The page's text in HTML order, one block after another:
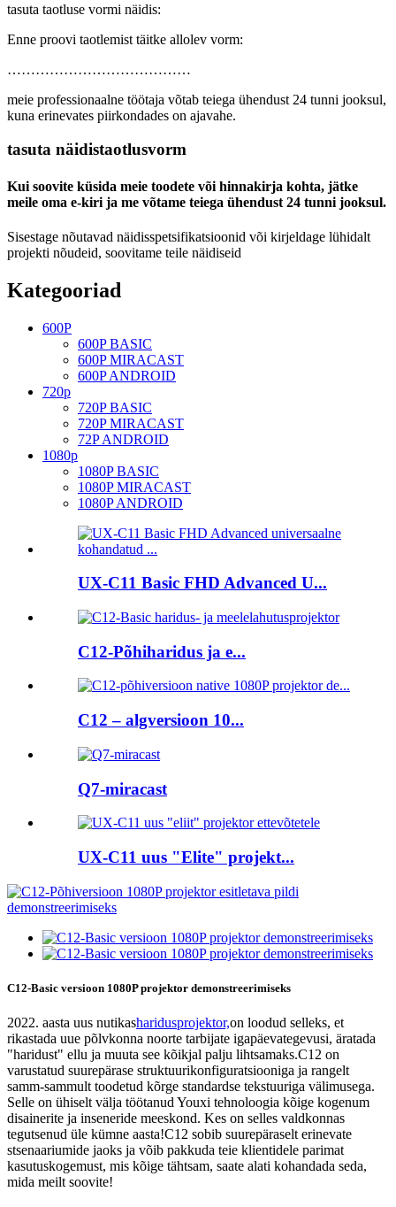
tasuta taotluse vormi näidis:
Enne proovi taotlemist täitke allolev vorm:
…………………………………
meie professionaalne töötaja võtab teiega ühendust 24 tunni jooksul,
kuna erinevates piirkondades on ajavahe.
tasuta näidistaotlusvorm
Kui soovite küsida meie toodete või hinnakirja kohta, jätke
meile oma e-kiri ja me võtame teiega ühendust 24 tunni jooksul.
Sisestage nõutavad näidisspetsifikatsioonid või kirjeldage lühidalt
projekti nõudeid, soovitame teile näidiseid
Kategooriad
600P
600P BASIC
600P MIRACAST
600P ANDROID
720p
720P BASIC
720P MIRACAST
72P ANDROID
1080p
1080P BASIC
1080P MIRACAST
1080P ANDROID
UX-C11 Basic FHD Advanced U...
C12-Põhiharidus ja e...
C12 – algversioon 10...
Q7-miracast
UX-C11 uus "Elite" projekt...
C12-Basic versioon 1080P projektor demonstreerimiseks
2022. aasta uus nutikasharidusprojektor,on loodud selleks, et
rikastada uue põlvkonna noorte tarbijate igapäevategevusi, äratada
"haridust" ellu ja muuta see kõikjal palju lihtsamaks.C12 on
varustatud suurepärase struktuurikonfiguratsiooniga ja rangelt
samm-sammult toodetud kõrge standardse tekstuuriga välimusega.
Selle on ühiselt välja töötanud Youxi tehnoloogia kõige kogenum
disainerite ja inseneride meeskond. Kes on selles valdkonnas
tegutsenud üle kümne aasta!C12 sobib suurepäraselt erinevate
stsenaariumide jaoks ja võib pakkuda teie klientidele parimat
kasutuskogemust, mis kõige tähtsam, saate alati kohandada seda,
mida meilt soovite!